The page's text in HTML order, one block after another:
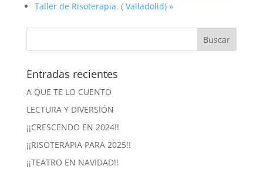
Taller de Risoterapia. ( Valladolid) »
Entradas recientes
A QUE TE LO CUENTO
LECTURA Y DIVERSIÓN
¡¡CRESCENDO EN 2024!!
¡¡RISOTERAPIA PARA 2025!!
¡¡TEATRO EN NAVIDAD!!